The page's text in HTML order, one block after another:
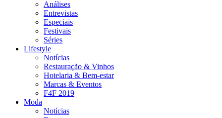
Análises
Entrevistas
Especiais
Festivais
Séries
Lifestyle
Notícias
Restauração & Vinhos
Hotelaria & Bem-estar
Marcas & Eventos
F4F 2019
Moda
Notícias